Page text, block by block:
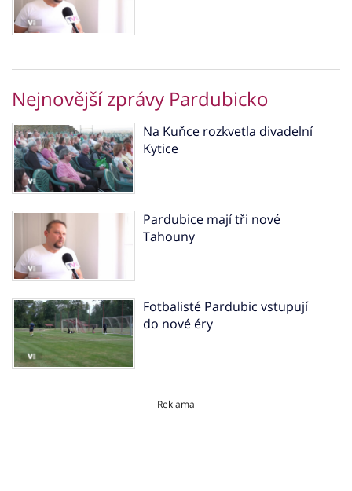
Nejnovější zprávy Pardubicko
Na Kuňce rozkvetla divadelní
Kytice
Pardubice mají tři nové
Tahouny
Fotbalisté Pardubic vstupují
do nové éry
Reklama